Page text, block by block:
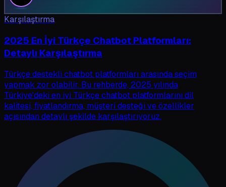
Karşılaştırma
2025 En İyi Türkçe Chatbot Platformları:
Detaylı Karşılaştırma
Türkçe destekli chatbot platformları arasında seçim
yapmak zor olabilir. Bu rehberde, 2025 yılında
Türkiye'deki en iyi Türkçe chatbot platformlarını dil
kalitesi, fiyatlandırma, müşteri desteği ve özellikler
açısından detaylı şekilde karşılaştırıyoruz.